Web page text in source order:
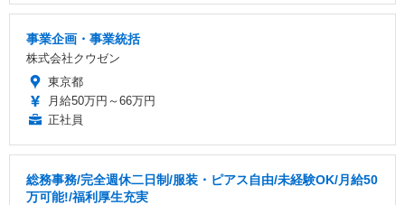
事業企画・事業統括
株式会社クウゼン
東京都
月給50万円～66万円
正社員
総務事務/完全週休二日制/服装・ピアス自由/未経験OK/月給50
万可能!/福利厚生充実